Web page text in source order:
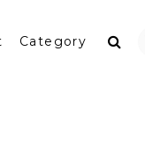
Category